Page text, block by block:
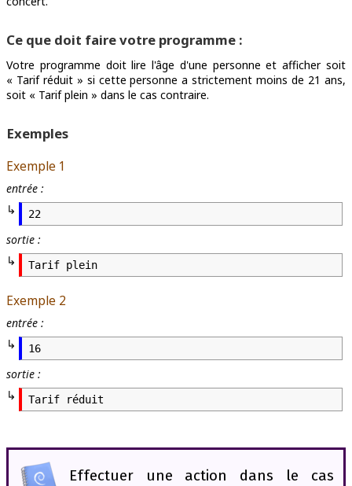
Ce que doit faire votre programme :
Votre programme doit lire l'âge d'une personne et afficher soit
« Tarif réduit » si cette personne a strictement moins de 21 ans,
soit « Tarif plein » dans le cas contraire.
Exemples
Exemple 1
entrée :
22
sortie :
Tarif plein
Exemple 2
entrée :
16
sortie :
Tarif réduit
Effectuer une action dans le cas